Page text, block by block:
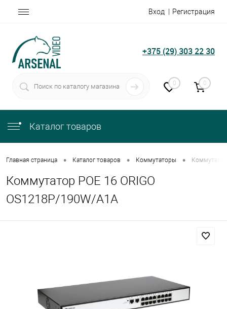
Вход Регистрация
+375 (29) 303 22 30
0 0
Каталог товаров
Главная страница • Каталог товаров • Коммутаторы •
Коммутатор POE 16 ORIGO
OS1218P/190W/A1A